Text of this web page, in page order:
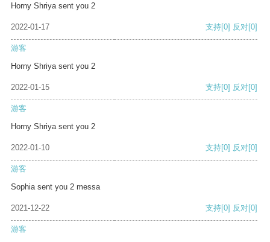
Horny Shriya sent you 2
2022-01-17 支持[0] 反对[0]
游客
Horny Shriya sent you 2
2022-01-15 支持[0] 反对[0]
游客
Horny Shriya sent you 2
2022-01-10 支持[0] 反对[0]
游客
Sophia sent you 2 messa
2021-12-22 支持[0] 反对[0]
游客